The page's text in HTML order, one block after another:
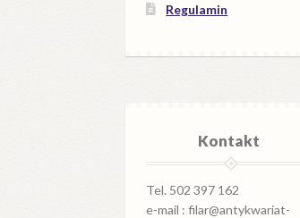
Regulamin
Kontakt
Tel. 502 397 162
e-mail : filar@antykwariat-